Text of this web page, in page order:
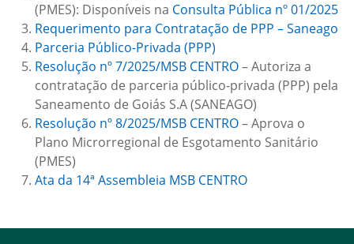
(PMES): Disponíveis na Consulta Pública nº 01/2025
Requerimento para Contratação de PPP – Saneago
Parceria Público-Privada (PPP)
Resolução nº 7/2025/MSB CENTRO– Autoriza a
contratação de parceria público-privada (PPP) pela
Saneamento de Goiás S.A (SANEAGO)
Resolução nº 8/2025/MSB CENTRO– Aprova o
Plano Microrregional de Esgotamento Sanitário
(PMES)
Ata da 14ª Assembleia MSB CENTRO